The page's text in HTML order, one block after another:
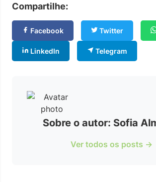
Compartilhe:
Facebook Twitter
LinkedIn Telegram
Sobre o autor: Sofia
Ver todos os posts →